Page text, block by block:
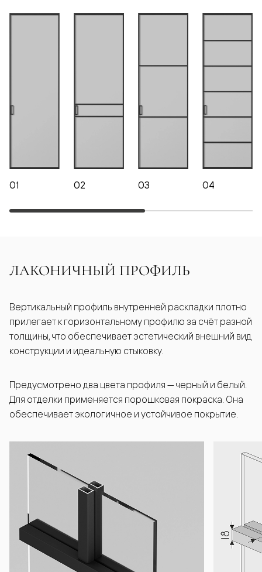
01 02 03 04
ЛАКОНИЧНЫЙ ПРОФИЛЬ
Вертикальный профиль внутренней раскладки плотно
прилегает к горизонтальному профилю за счёт разной
толщины, что обеспечивает эстетический внешний вид
конструкции и идеальную стыковку.
Предусмотрено два цвета профиля — черный и белый.
Для отделки применяется порошковая покраска. Она
обеспечивает экологичное и устойчивое покрытие.